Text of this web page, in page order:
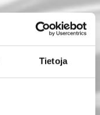
Tietoja